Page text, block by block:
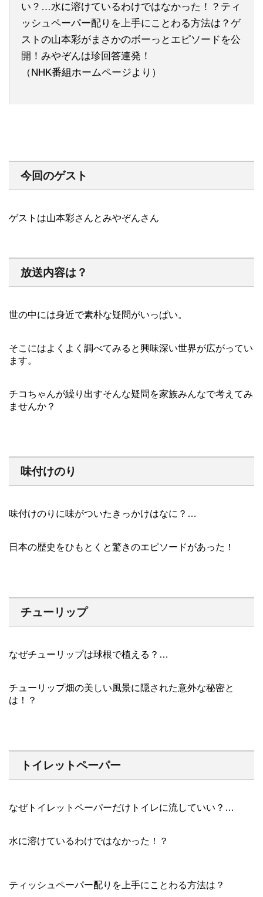
い？…水に溶けているわけではなかった！？ティ
ッシュペーパー配りを上手にことわる方法は？ゲ
ストの山本彩がまさかのボーっとエピソードを公
開！みやぞんは珍回答連発！
（NHK番組ホームページより）
今回のゲスト
ゲストは山本彩さんとみやぞんさん
放送内容は？
世の中には身近で素朴な疑問がいっぱい。
そこにはよくよく調べてみると興味深い世界が広がってい
ます。
チコちゃんが繰り出すそんな疑問を家族みんなで考えてみ
ませんか？
味付けのり
味付けのりに味がついたきっかけはなに？…
日本の歴史をひもとくと驚きのエピソードがあった！
チューリップ
なぜチューリップは球根で植える？…
チューリップ畑の美しい風景に隠された意外な秘密と
は！？
トイレットペーパー
なぜトイレットペーパーだけトイレに流していい？…
水に溶けているわけではなかった！？
ティッシュペーパー配りを上手にことわる方法は？